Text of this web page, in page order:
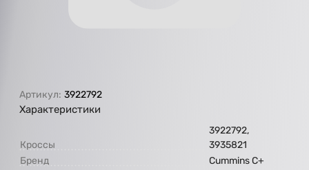
Артикул: 3922792
Характеристики
Кроссы
3922792,
3935821
Бренд
Cummins C+